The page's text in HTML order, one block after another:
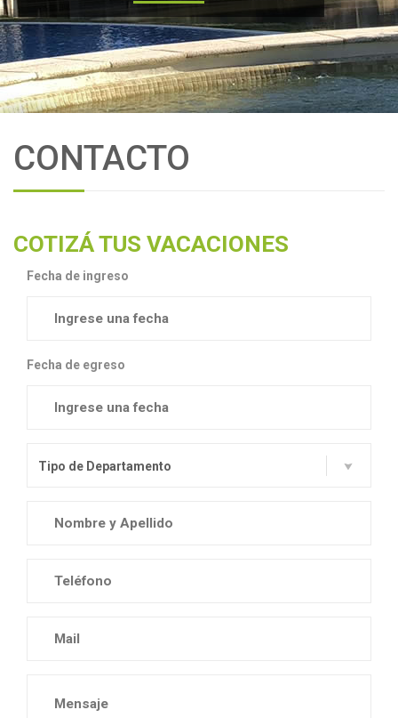
CONTACTO
COTIZÁ TUS VACACIONES
Fecha de ingreso
Fecha de egreso
Tipo de Departamento